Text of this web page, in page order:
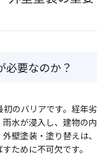
必要なのか？
のバリアです。経年劣
水が浸入し、建物の内
壁塗装・塗り替えは、
ために不可欠です。